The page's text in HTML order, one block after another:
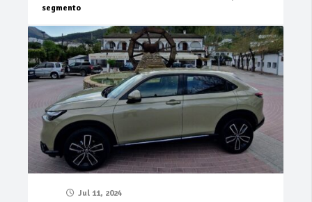
segmento
Jul 11, 2024